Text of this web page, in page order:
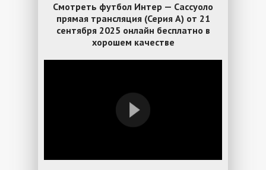
Смотреть футбол Интер — Сассуоло
прямая трансляция (Серия А) от 21
сентября 2025 онлайн бесплатно в
хорошем качестве